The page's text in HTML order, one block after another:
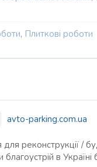
, Плиткові роботи
avto-parking.com.ua
реконструкції /
в Україні